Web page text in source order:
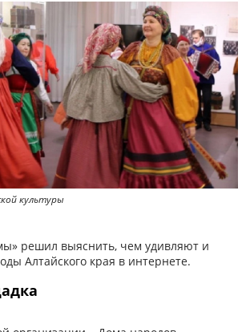
культуры
решил выяснить, чем удивляют и
Алтайского края в интернете.